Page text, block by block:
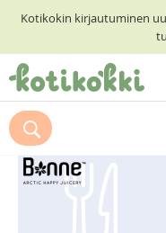
Kotikokin kirjautuminen
ETUSIVU
RESEPTIHAKU
RUOKATEEMAT
Suosittelemme myös